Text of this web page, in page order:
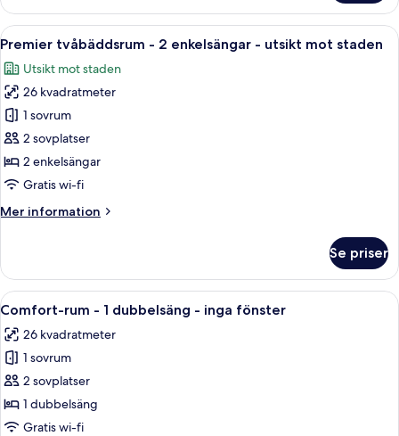
staden
dubbelrum
1
-
utsikt
mot
staden
Öppna
alla
foton
för
Premier
tvåbäddsrum
-
2
-
staden
Ett hotellrum med två sängar, ett
5
Premier tvåbäddsrum - 2 enkelsängar - utsikt mot staden
Utsikt mot staden
26 kvadratmeter
1 sovrum
2 sovplatser
2 enkelsängar
Gratis wi-fi
Mer information
Mer
tvåbäddsrum
2
utsikt
mot
staden
Se priser
Öppna
alla
foton
för
Comfort-
rum
-
Ett modernt hotellrum med en stor
6
Comfort-rum - 1 dubbelsäng - inga fönster
26 kvadratmeter
1 sovrum
2 sovplatser
1 dubbelsäng
Gratis wi-fi